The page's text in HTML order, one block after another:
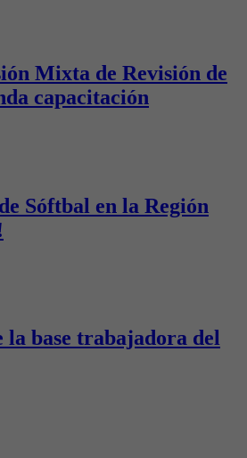
Mixta de Revisión de
capacitación
Sóftbal en la Región
la base trabajadora del